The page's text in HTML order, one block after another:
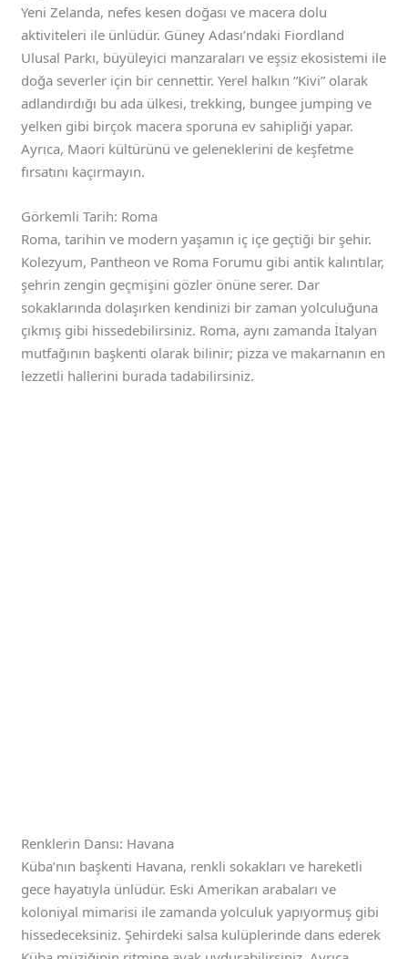
Yeni Zelanda, nefes kesen doğası ve macera dolu
aktiviteleri ile ünlüdür. Güney Adası’ndaki Fiordland
Ulusal Parkı, büyüleyici manzaraları ve eşsiz ekosistemi ile
doğa severler için bir cennettir. Yerel halkın “Kivi” olarak
adlandırdığı bu ada ülkesi, trekking, bungee jumping ve
yelken gibi birçok macera sporuna ev sahipliği yapar.
Ayrıca, Maori kültürünü ve geleneklerini de keşfetme
fırsatını kaçırmayın.
Görkemli Tarih: Roma
Roma, tarihin ve modern yaşamın iç içe geçtiği bir şehir.
Kolezyum, Pantheon ve Roma Forumu gibi antik kalıntılar,
şehrin zengin geçmişini gözler önüne serer. Dar
sokaklarında dolaşırken kendinizi bir zaman yolculuğuna
çıkmış gibi hissedebilirsiniz. Roma, aynı zamanda İtalyan
mutfağının başkenti olarak bilinir; pizza ve makarnanın en
lezzetli hallerini burada tadabilirsiniz.
Renklerin Dansı: Havana
Küba’nın başkenti Havana, renkli sokakları ve hareketli
gece hayatıyla ünlüdür. Eski Amerikan arabaları ve
koloniyal mimarisi ile zamanda yolculuk yapıyormuş gibi
hissedeceksiniz. Şehirdeki salsa kulüplerinde dans ederek